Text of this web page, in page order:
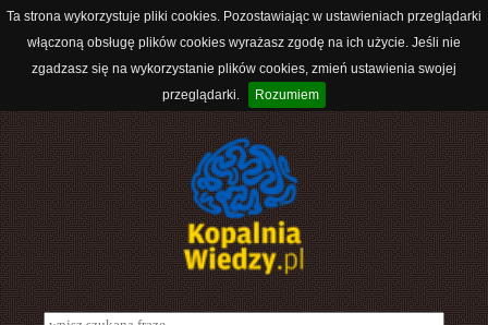
Ta strona wykorzystuje pliki cookies. Pozostawiając w ustawieniach przeglądarki
włączoną obsługę plików cookies wyrażasz zgodę na ich użycie. Jeśli nie
zgadzasz się na wykorzystanie plików cookies, zmień ustawienia swojej
przeglądarki.
Rozumiem